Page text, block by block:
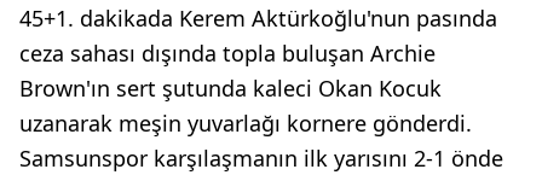
45+1. dakikada Kerem Aktürkoğlu'nun pasında
ceza sahası dışında topla buluşan Archie
Brown'ın sert şutunda kaleci Okan Kocuk
uzanarak meşin yuvarlağı kornere gönderdi.
Samsunspor karşılaşmanın ilk yarısını 2-1 önde